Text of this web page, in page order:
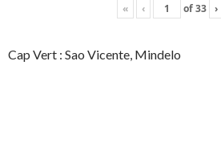
« ‹ of33 ›
Cap Vert : Sao Vicente, Mindelo